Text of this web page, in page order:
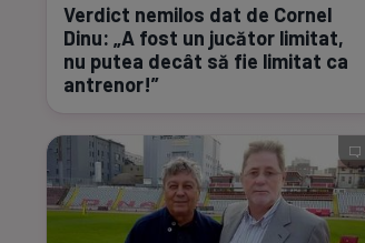
Verdict nemilos dat de Cornel
Dinu: „A fost un jucător limitat,
nu putea decât să fie limitat ca
antrenor!”